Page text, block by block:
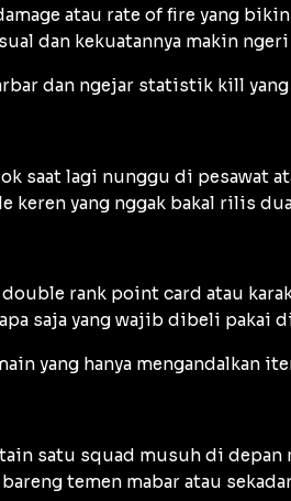
atau rate of fire yang
dan kekuatannya makin ngeri
dan ngejar statistik kill
saat lagi nunggu di pesawat
yang nggak bakal rilis
rank point card atau
saja yang wajib dibeli pakai
yang hanya mengandalkan
satu squad musuh di depan
temen mabar atau